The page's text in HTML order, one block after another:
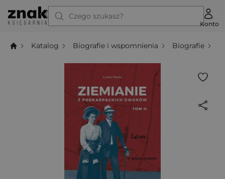
Czego szukasz?
Konto
Katalog Biografie i wspomnienia Biografie